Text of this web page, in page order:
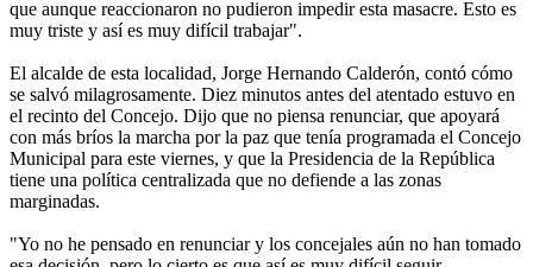
que aunque reaccionaron no pudieron impedir esta masacre. Esto es
muy triste y así es muy difícil trabajar".
El alcalde de esta localidad, Jorge Hernando Calderón, contó cómo
se salvó milagrosamente. Diez minutos antes del atentado estuvo en
el recinto del Concejo. Dijo que no piensa renunciar, que apoyará
con más bríos la marcha por la paz que tenía programada el Concejo
Municipal para este viernes, y que la Presidencia de la República
tiene una política centralizada que no defiende a las zonas
marginadas.
"Yo no he pensado en renunciar y los concejales aún no han tomado